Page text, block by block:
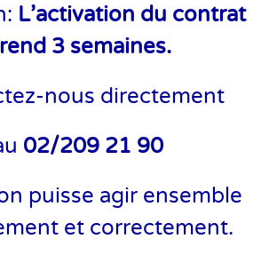
L’activation du contrat
3 semaines.
nous directement
02/209 21 90
puisse agir ensemble
et correctement.